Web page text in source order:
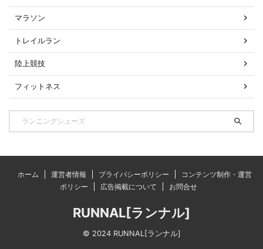
マラソン
トレイルラン
陸上競技
フィットネス
ホーム 運営者情報 プライバシーポリシー
コンテンツ制作・運営
ポリシー
広告掲載について お問合せ
RUNNAL[ランナル]
© 2024 RUNNAL[ランナル]